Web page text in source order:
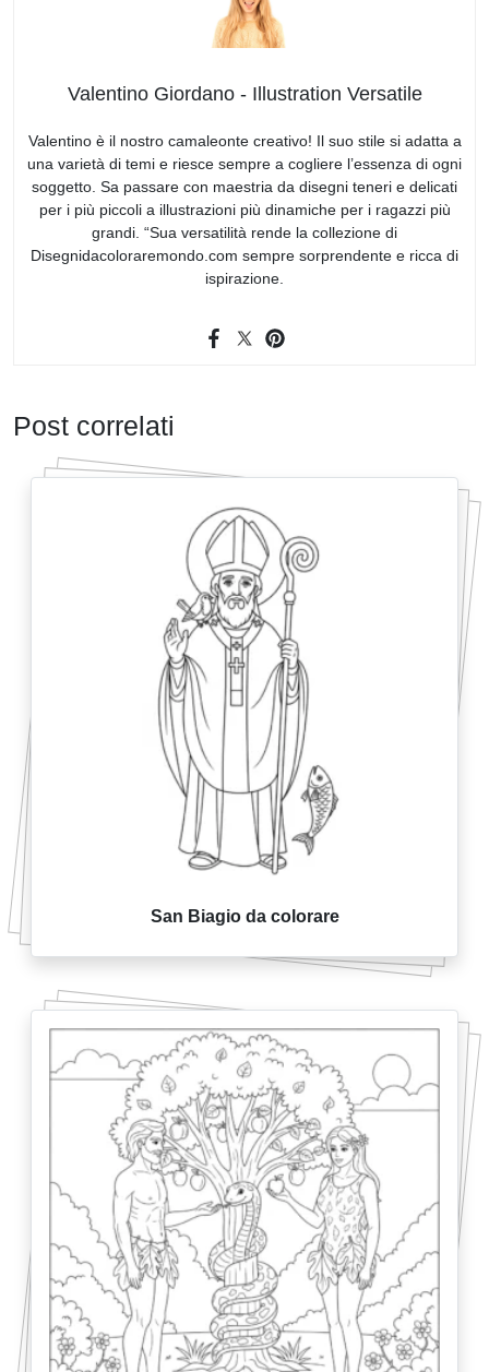
Valentino Giordano - Illustration Versatile
Valentino è il nostro camaleonte creativo! Il suo stile si adatta a
una varietà di temi e riesce sempre a cogliere l’essenza di ogni
soggetto. Sa passare con maestria da disegni teneri e delicati
per i più piccoli a illustrazioni più dinamiche per i ragazzi più
grandi. “Sua versatilità rende la collezione di
Disegnidacoloraremondo.com sempre sorprendente e ricca di
ispirazione.
Post correlati
San Biagio da colorare